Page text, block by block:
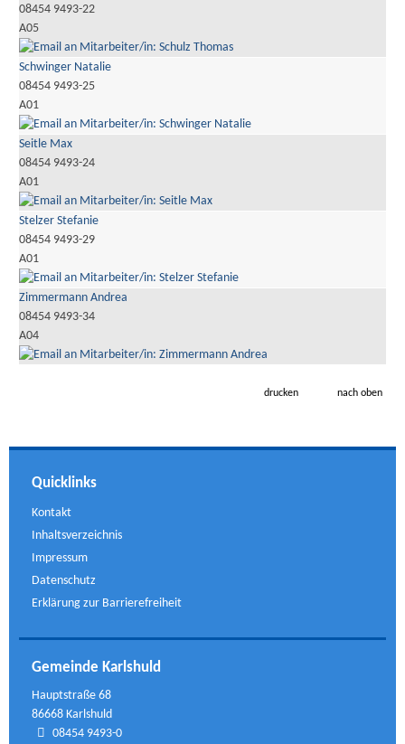
08454 9493-22
A05
Schwinger Natalie
08454 9493-25
A01
Seitle Max
08454 9493-24
A01
Stelzer Stefanie
08454 9493-29
A01
Zimmermann Andrea
08454 9493-34
A04
drucken nach oben
Quicklinks
Kontakt
Inhaltsverzeichnis
Impressum
Datenschutz
Erklärung zur Barrierefreiheit
Gemeinde Karlshuld
Hauptstraße 68
86668 Karlshuld
08454 9493-0